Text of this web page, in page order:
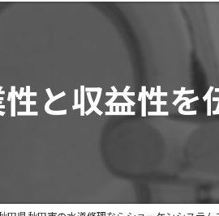
と収益性を